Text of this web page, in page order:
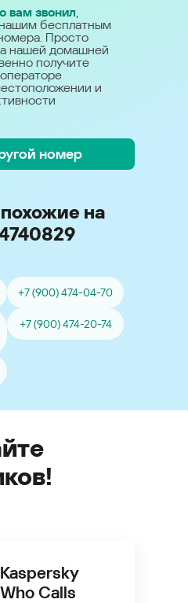
вам звонил,
бесплатным
Просто
нашей домашней
получите
и
номер
на
+7 (900) 474-04-70
+7 (900) 474-20-74
Kaspersky
Who Calls